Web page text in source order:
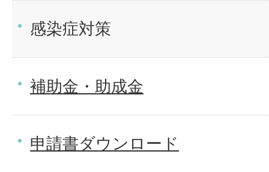
感染症対策
補助金・助成金
申請書ダウンロード